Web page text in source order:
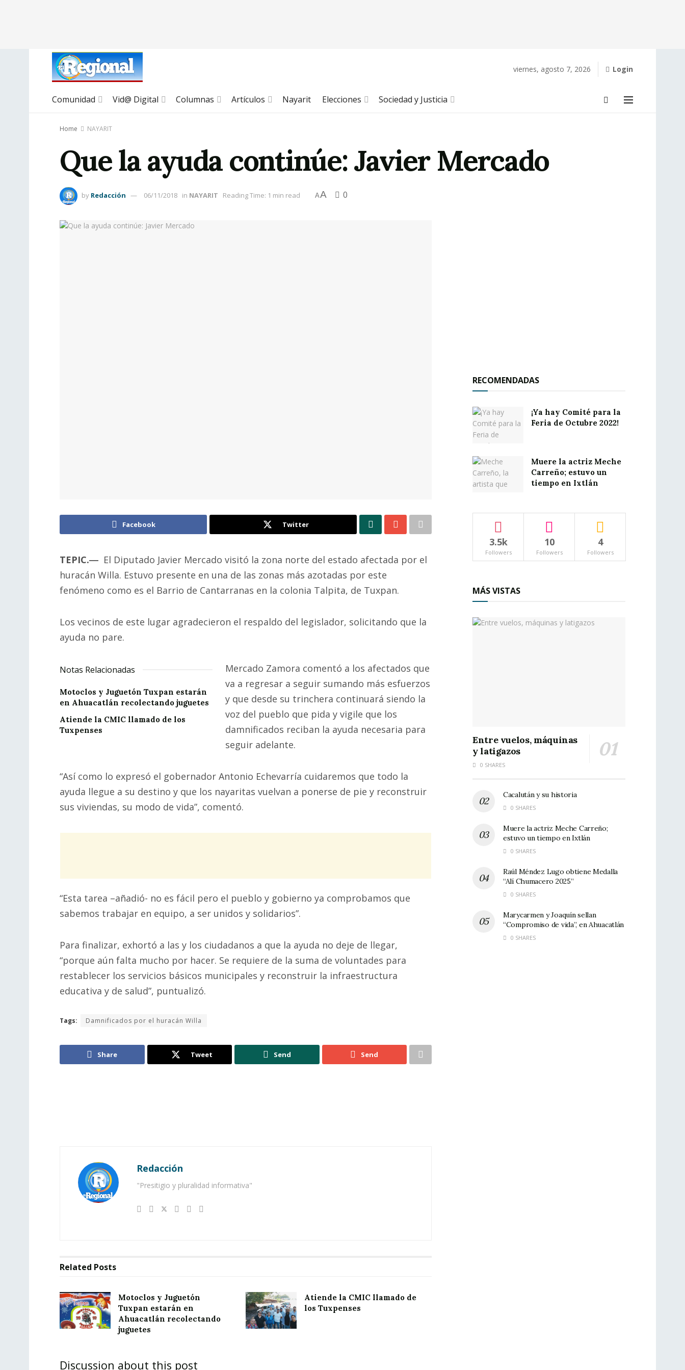
viernes, agosto 7, 2026 Login
Comunidad Vid@ Digital Columnas Artículos Nayarit Elecciones Sociedad y Justicia
Home NAYARIT
Que la ayuda continúe: Javier Mercado
by Redacción 06/11/2018 in NAYARIT Reading Time: 1 min read AA 0
Facebook Twitter
TEPIC.― El Diputado Javier Mercado visitó la zona norte del estado afectada por el
huracán Willa. Estuvo presente en una de las zonas más azotadas por este
fenómeno como es el Barrio de Cantarranas en la colonia Talpita, de Tuxpan.
Los vecinos de este lugar agradecieron el respaldo del legislador, solicitando que la
ayuda no pare.
Notas Relacionadas
Motoclos y Juguetón Tuxpan estarán
en Ahuacatlán recolectando juguetes
Atiende la CMIC llamado de los
Tuxpenses
Mercado Zamora comentó a los afectados que
va a regresar a seguir sumando más esfuerzos
y que desde su trinchera continuará siendo la
voz del pueblo que pida y vigile que los
damnificados reciban la ayuda necesaria para
seguir adelante.
“Así como lo expresó el gobernador Antonio Echevarría cuidaremos que todo la
ayuda llegue a su destino y que los nayaritas vuelvan a ponerse de pie y reconstruir
sus viviendas, su modo de vida”, comentó.
“Esta tarea –añadió- no es fácil pero el pueblo y gobierno ya comprobamos que
sabemos trabajar en equipo, a ser unidos y solidarios”.
Para finalizar, exhortó a las y los ciudadanos a que la ayuda no deje de llegar,
“porque aún falta mucho por hacer. Se requiere de la suma de voluntades para
restablecer los servicios básicos municipales y reconstruir la infraestructura
educativa y de salud”, puntualizó.
Tags: Damnificados por el huracán Willa
Share Tweet Send Send
Redacción
"Presitigio y pluralidad informativa"
Related Posts
Motoclos y Juguetón
Tuxpan estarán en
Ahuacatlán recolectando
juguetes
Atiende la CMIC llamado de
los Tuxpenses
Discussion about this post
RECOMENDADAS
¡Ya hay Comité para la
Feria de Octubre 2022!
Muere la actriz Meche
Carreño; estuvo un
tiempo en Ixtlán
3.5k
Followers
10
Followers
4
Followers
MÁS VISTAS
Entre vuelos, máquinas
y latigazos
0 SHARES
Cacalután y su historia
0 SHARES
Muere la actriz Meche Carreño;
estuvo un tiempo en Ixtlán
0 SHARES
Raúl Méndez Lugo obtiene Medalla
“Alí Chumacero 2025”
0 SHARES
Marycarmen y Joaquín sellan
“Compromiso de vida”, en Ahuacatlán
0 SHARES